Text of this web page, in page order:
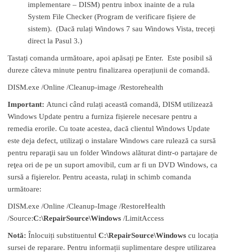
implementare – DISM) pentru inbox inainte de a rula
System File Checker (Program de verificare fișiere de
sistem). (Dacă rulați Windows 7 sau Windows Vista, treceți
direct la Pasul 3.)
Tastați comanda următoare, apoi apăsați pe Enter. Este posibil să
dureze câteva minute pentru finalizarea operațiunii de comandă.
DISM.exe /Online /Cleanup-image /Restorehealth
Important: Atunci când rulați această comandă, DISM utilizează
Windows Update pentru a furniza fișierele necesare pentru a
remedia erorile. Cu toate acestea, dacă clientul Windows Update
este deja defect, utilizaţi o instalare Windows care rulează ca sursă
pentru reparaţii sau un folder Windows alăturat dintr-o partajare de
reţea ori de pe un suport amovibil, cum ar fi un DVD Windows, ca
sursă a fişierelor. Pentru aceasta, rulaţi in schimb comanda
următoare:
DISM.exe /Online /Cleanup-Image /RestoreHealth
/Source:C:\RepairSource\Windows /LimitAccess
Notă: Înlocuiți substituentul C:\RepairSource\Windows cu locația
sursei de reparare. Pentru informații suplimentare despre utilizarea